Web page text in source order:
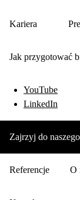
Kariera
Jak przygotować
YouTube
LinkedIn
Zajrzyj do
Referencje O